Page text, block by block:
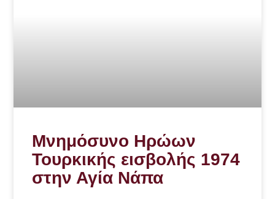
Μνημόσυνο Ηρώων
Τουρκικής εισβολής 1974
στην Αγία Νάπα